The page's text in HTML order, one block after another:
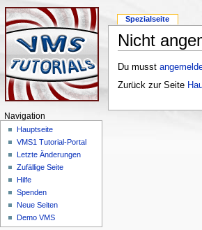
Nicht
Du musst
Zurück zur Seite
Spezialseite
Navigation
Hauptseite
VMS1 Tutorial-Portal
Letzte Änderungen
Zufällige Seite
Hilfe
Spenden
Neue Seiten
Demo VMS